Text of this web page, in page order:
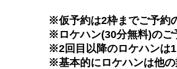
※仮予約は2枠までご予約
※ロケハン(30分無料)のご
※2回目以降のロケハンは
※基本的にロケハンは他